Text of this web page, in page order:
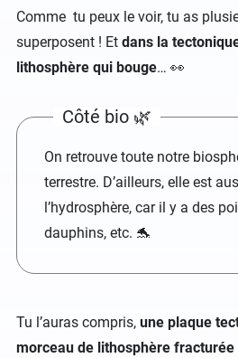
Comme tu peux le voir, tu as
superposent ! Et dans la
lithosphère qui bouge… 👀
Côté bio 🌿
On retrouve toute notre
terrestre. D’ailleurs, elle est
l’hydrosphère, car il y a des
dauphins, etc. 🐬
Tu l’auras compris, une plaque
morceau de lithosphère fracturée